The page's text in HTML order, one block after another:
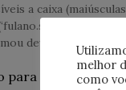
a caixa
é o
deve ser
para esse tipo
melhor
como